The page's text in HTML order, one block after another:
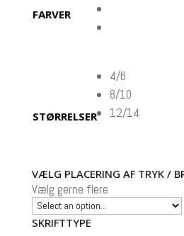
FARVER
STØRRELSER
4/6
8/10
12/14
VÆLG PLACERING AF TRYK /
Vælg gerne flere
SKRIFTTYPE